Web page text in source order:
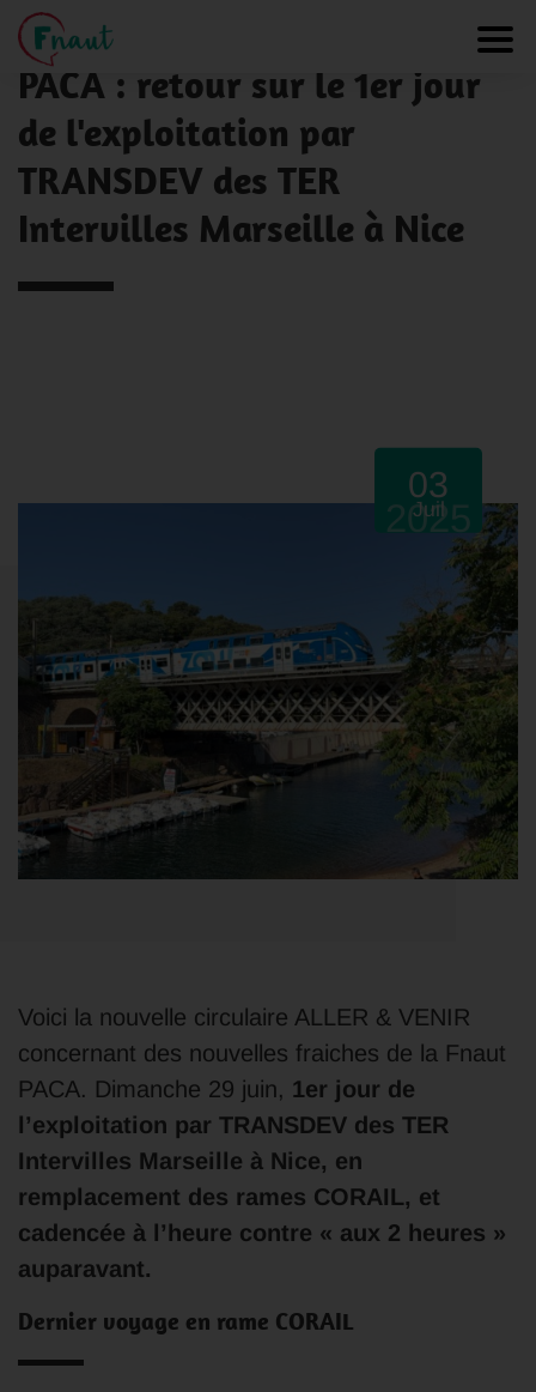
Panneau de gestion des cookies
NOS ACTUALITÉS
PACA : retour sur le 1er jour
de l'exploitation par
TRANSDEV des TER
Intervilles Marseille à Nice
03
Juil
2025
Voici la nouvelle circulaire ALLER & VENIR
concernant des nouvelles fraiches de la Fnaut
PACA. Dimanche 29 juin, 1er jour de
l’exploitation par TRANSDEV des TER
Intervilles Marseille à Nice, en
remplacement des rames CORAIL, et
cadencée à l’heure contre « aux 2 heures »
auparavant.
Dernier voyage en rame CORAIL